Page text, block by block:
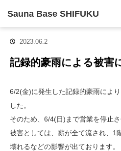
Sauna Base SHIFUKU
お知らせ
記録的豪雨による
2023.06.2
記録的豪雨による被害
6/2(金)に発生した記録的豪雨によ
した。
そのため、6/4(日)まで営業を停止さ
被害としては、薪が全て流され、1
壊れるなどの影響が出ております。